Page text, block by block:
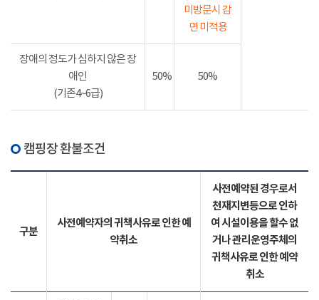
미방문시 감
면 미적용
장애의 정도가 심하지 않은 장
애인
(기존4~6급)
50% 50%
캠핑장 환불조건
구분
사전예약자의 귀책사유로 인한 예
약취소
사전예약된 경우로서
천재지변등으로 인하
여 시설이용을 할수 없
거나 관리운영주체의
귀책사유로 인한 예약
취소